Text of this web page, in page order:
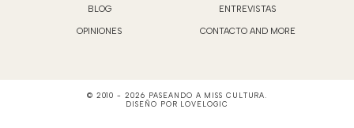
BLOG ENTREVISTAS
OPINIONES CONTACTO AND MORE
© 2010 - 2026 PASEANDO A MISS CULTURA
DISEÑO POR LOVELOGIC